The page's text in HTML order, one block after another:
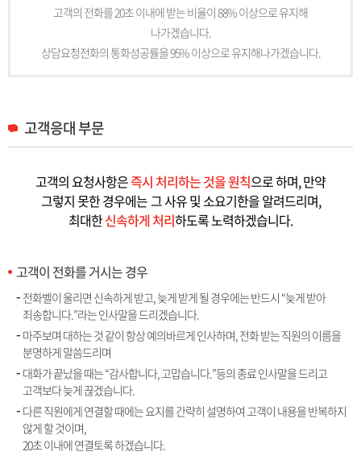
고객의 전화를 20초 이내에 받는 비율이 88% 이상으로 유지해
나가겠습니다.
상담요청전화의 통화성공률을 95% 이상으로 유지해나가겠습니다.
고객응대 부문
고객의 요청사항은즉시 처리하는 것을 원칙으로 하며, 만약
그렇지 못한 경우에는 그 사유 및 소요기한을 알려드리며,
최대한신속하게 처리하도록 노력하겠습니다.
고객이 전화를 거시는 경우
전화벨이 울리면 신속하게 받고, 늦게 받게 될 경우에는 반드시 “늦게 받아
죄송합니다.”라는 인사말을 드리겠습니다.
마주보며 대하는 것 같이 항상 예의바르게 인사하며, 전화 받는 직원의 이름을
분명하게 말씀드리며
대화가 끝났을 때는 “감사합니다, 고맙습니다.”등의 종료 인사말을 드리고
고객보다 늦게 끊겠습니다.
다른 직원에게 연결할 때에는 요지를 간략히 설명하여 고객이 내용을 반복하지
않게 할 것이며,
20초 이내에 연결토록 하겠습니다.